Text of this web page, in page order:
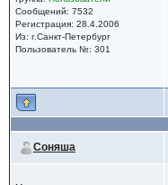
Сообщений: 7532
Регистрация: 28.4.2006
Из: г.Санкт-Петербург
Пользователь №: 301
Соняша